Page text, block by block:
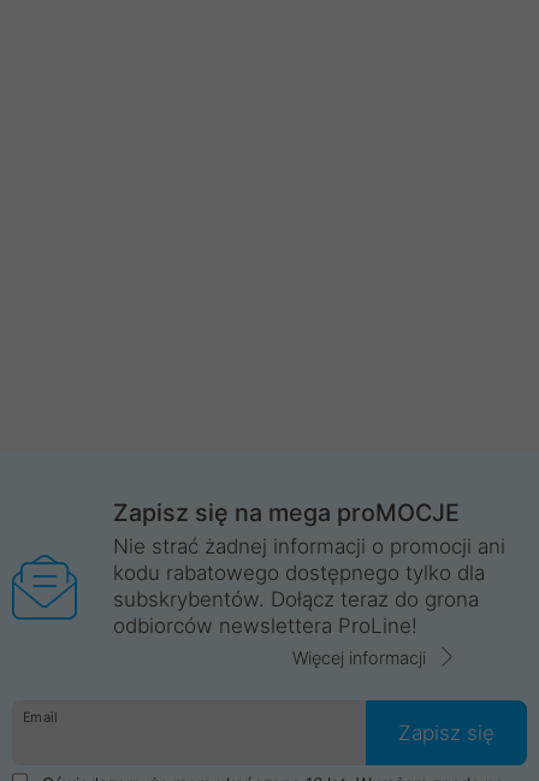
Zapisz się na mega proMOCJE
Nie strać żadnej informacji o promocji ani
kodu rabatowego dostępnego tylko dla
subskrybentów. Dołącz teraz do grona
odbiorców newslettera ProLine!
Więcej informacji
Email
Zapisz się